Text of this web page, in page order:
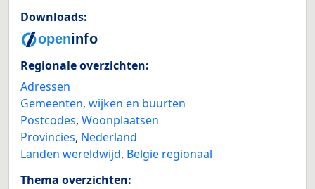
Downloads:
Regionale overzichten:
Adressen
Gemeenten, wijken en buurten
Postcodes, Woonplaatsen
Provincies, Nederland
Landen wereldwijd, België regionaal
Thema overzichten: